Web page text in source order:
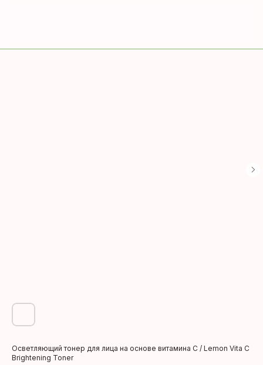
Осветляющий тонер для лица на основе витамина С / Lemon Vita C
Brightening Toner